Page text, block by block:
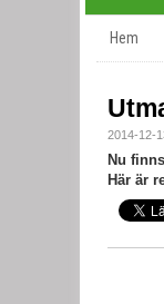
Hem
2014-12-
Nu
Här är